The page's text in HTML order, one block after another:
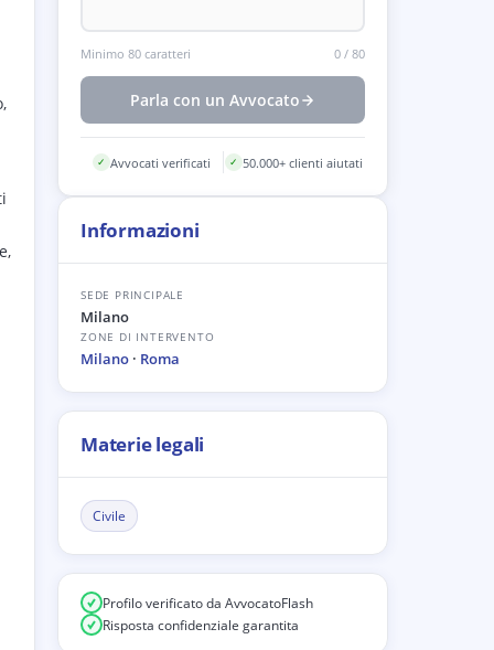
Minimo 80 caratteri 0 / 80
Parla con un Avvocato
✓ Avvocati verificati ✓ 50.000+ clienti aiutati
Informazioni
SEDE PRINCIPALE
Milano
ZONE DI INTERVENTO
Milano · Roma
Materie legali
Civile
Profilo verificato da AvvocatoFlash
Risposta confidenziale garantita